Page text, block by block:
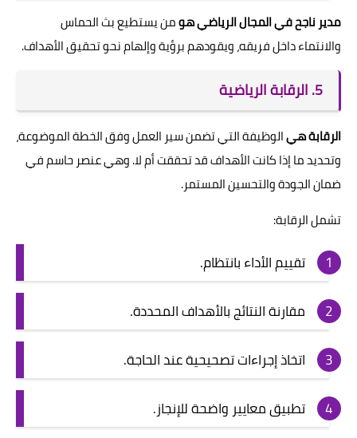
مدير ناجح في المجال الرياضي هومن يستطيع بث الحماس
والانتماء داخل فريقه، ويقودهم برؤية وإلهام نحو تحقيق الأهداف.
5. الرقابة الرياضية
الرقابة هيالوظيفة التي تضمن سير العمل وفق الخطة الموضوعة،
وتحديد ما إذا كانت الأهداف قد تحققت أم لا. وهي عنصر حاسم في
ضمان الجودة والتحسين المستمر.
تشمل الرقابة:
تقييم الأداء بانتظام.
مقارنة النتائج بالأهداف المحددة.
اتخاذ إجراءات تصحيحية عند الحاجة.
تطبيق معايير واضحة للإنجاز.